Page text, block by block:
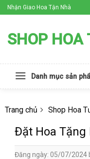
Skip
to
Nhận Giao Hoa Tận Nhà
SHOP HOA
Danh mục sản
Trang chủ Shop Hoa
Đặt Hoa Tặng
Đăng ngày: 05/07/2024